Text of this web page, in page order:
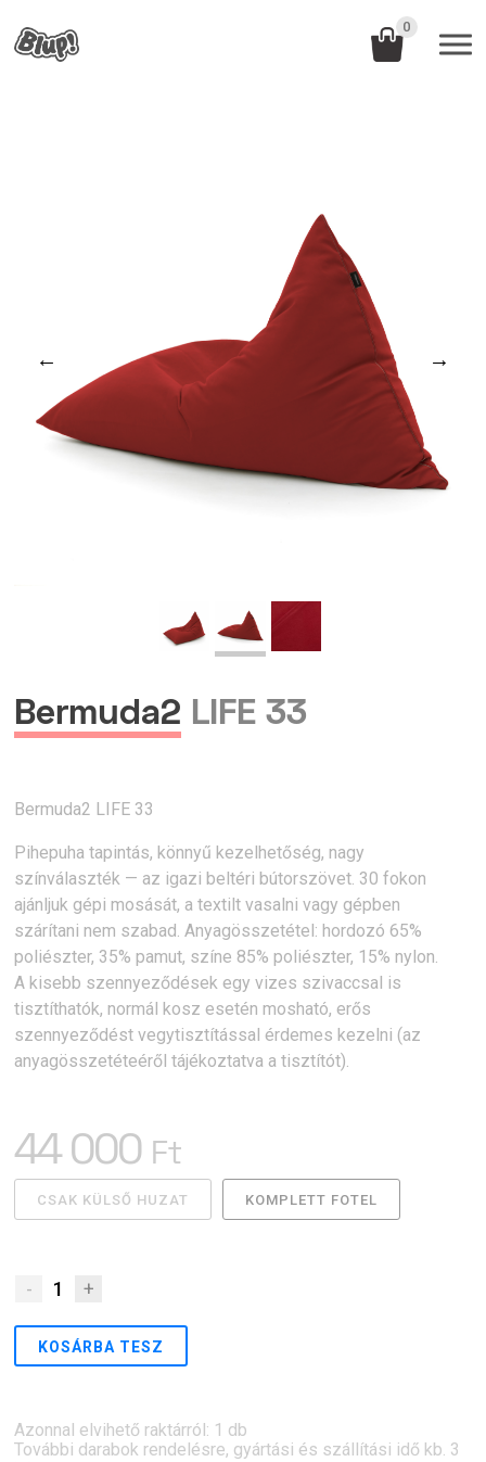
0
← →
Bermuda2 LIFE 33
Bermuda2 LIFE 33
Pihepuha tapintás, könnyű kezelhetőség, nagy
színválaszték — az igazi beltéri bútorszövet. 30 fokon
ajánljuk gépi mosását, a textilt vasalni vagy gépben
szárítani nem szabad. Anyagösszetétel: hordozó 65%
poliészter, 35% pamut, színe 85% poliészter, 15% nylon.
A kisebb szennyeződések egy vizes szivaccsal is
tisztíthatók, normál kosz esetén mosható, erős
szennyeződést vegytisztítással érdemes kezelni (az
anyagösszetéteéről tájékoztatva a tisztítót).
44 000 Ft
CSAK KÜLSŐ HUZAT KOMPLETT FOTEL
- 1 +
KOSÁRBA TESZ
Azonnal elvihető raktárról: 1 db
További darabok rendelésre, gyártási és szállítási idő kb. 3